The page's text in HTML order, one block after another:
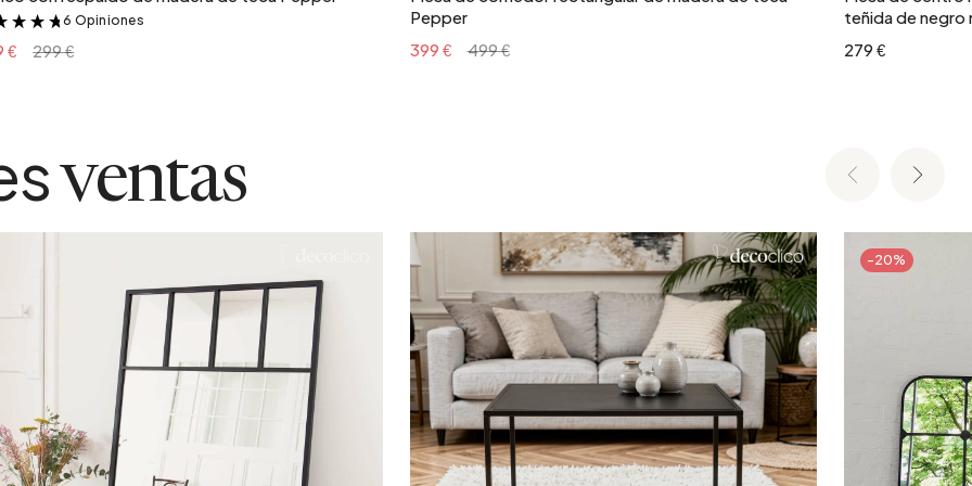
&
6 Opiniones
€ 299 €
Pepper
399 €
499 €
teñida de negro
279 €
ventas
-20%